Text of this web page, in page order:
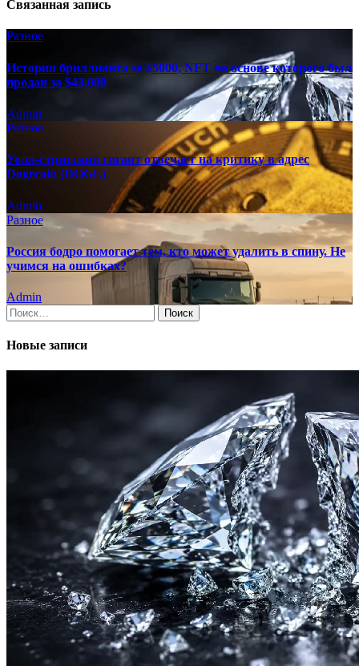
Связанная запись
Разное
История бриллианта за $5000, NFT на основе которого был
продан за $43,000
Admin
Разное
Уолл-стритский гигант отвечает на критику в адрес
Dogecoin (DOGE)
Admin
Разное
Россия бодро помогает тем, кто может удалить в спину. Не
учимся на ошибках?
Admin
Найти:
Новые записи